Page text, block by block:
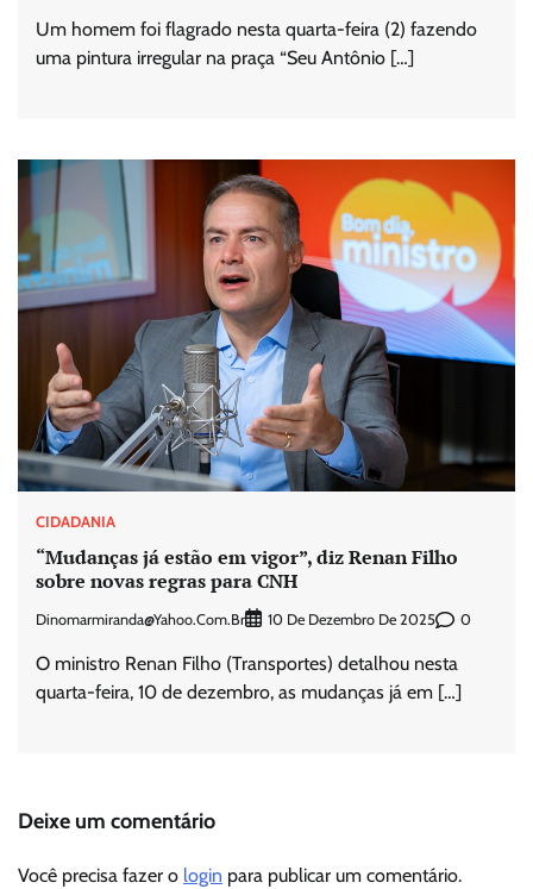
Um homem foi flagrado nesta quarta-feira (2) fazendo
uma pintura irregular na praça “Seu Antônio […]
CIDADANIA
“Mudanças já estão em vigor”, diz Renan Filho
sobre novas regras para CNH
Dinomarmiranda@yahoo.com.br 10 De Dezembro De 2025 0
O ministro Renan Filho (Transportes) detalhou nesta
quarta-feira, 10 de dezembro, as mudanças já em […]
Deixe um comentário
Você precisa fazer o login para publicar um comentário.